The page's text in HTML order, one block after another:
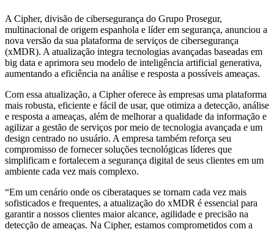
A Cipher, divisão de cibersegurança do Grupo Prosegur,
multinacional de origem espanhola e líder em segurança, anunciou a
nova versão da sua plataforma de serviços de cibersegurança
(xMDR). A atualização integra tecnologias avançadas baseadas em
big data e aprimora seu modelo de inteligência artificial generativa,
aumentando a eficiência na análise e resposta a possíveis ameaças.
Com essa atualização, a Cipher oferece às empresas uma plataforma
mais robusta, eficiente e fácil de usar, que otimiza a detecção, análise
e resposta a ameaças, além de melhorar a qualidade da informação e
agilizar a gestão de serviços por meio de tecnologia avançada e um
design centrado no usuário. A empresa também reforça seu
compromisso de fornecer soluções tecnológicas líderes que
simplificam e fortalecem a segurança digital de seus clientes em um
ambiente cada vez mais complexo.
“Em um cenário onde os ciberataques se tornam cada vez mais
sofisticados e frequentes, a atualização do xMDR é essencial para
garantir a nossos clientes maior alcance, agilidade e precisão na
detecção de ameaças. Na Cipher, estamos comprometidos com a